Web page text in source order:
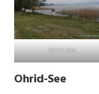
Ohrid-See
Ohrid-See